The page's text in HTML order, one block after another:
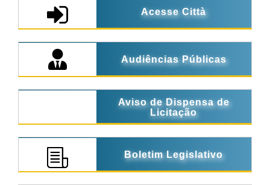
Acesse Città
Audiências Públicas
Aviso de Dispensa de
Licitação
Boletim Legislativo